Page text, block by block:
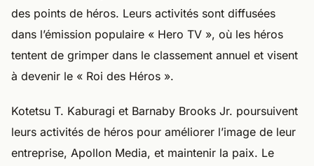
des points de héros. Leurs activités sont diffusées
dans l’émission populaire « Hero TV », où les héros
tentent de grimper dans le classement annuel et visent
à devenir le « Roi des Héros ».
Kotetsu T. Kaburagi et Barnaby Brooks Jr. poursuivent
leurs activités de héros pour améliorer l’image de leur
entreprise, Apollon Media, et maintenir la paix. Le